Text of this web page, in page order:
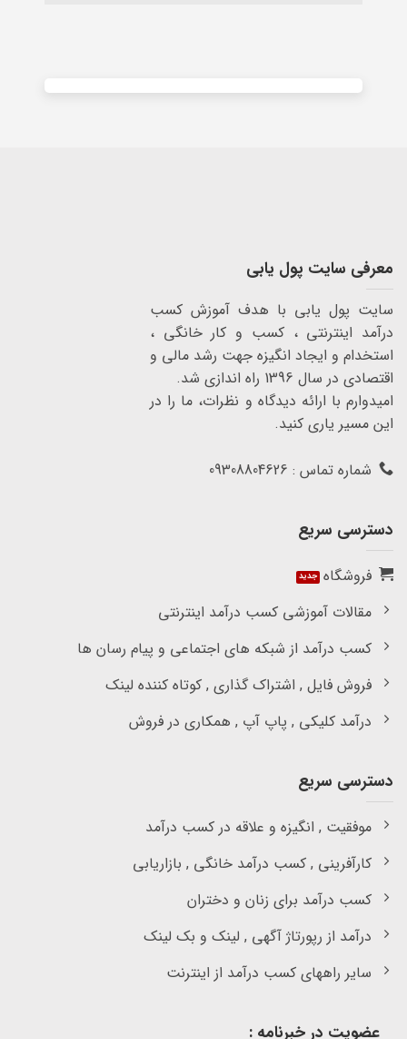
معرفی سایت پول یابی
سایت پول یابی با هدف آموزش کسب
درآمد اینترنتی ، کسب و کار خانگی ،
استخدام و ایجاد انگیزه جهت رشد مالی و
اقتصادی در سال 1396 راه اندازی شد.
امیدوارم با ارائه دیدگاه و نظرات، ما را در
این مسیر یاری کنید.
شماره تماس : 09308804626
دسترسی سریع
فروشگاه
مقالات آموزشی کسب درآمد اینترنتی
کسب درآمد از شبکه های اجتماعی و پیام رسان ها
فروش فایل , اشتراک گذاری , کوتاه کننده لینک
درآمد کلیکی , پاپ آپ , همکاری در فروش
دسترسی سریع
موفقیت , انگیزه و علاقه در کسب درآمد
کارآفرینی , کسب درآمد خانگی , بازاریابی
کسب درآمد برای زنان و دختران
درآمد از رپورتاژ آگهی , لینک و بک لینک
سایر راههای کسب درآمد از اینترنت
عضویت در خبرنامه :